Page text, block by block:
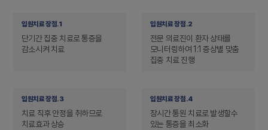
입원치료 장점.1
단기간 집중 치료로 통증을
감소시켜 치료
입원치료 장점.2
전문 의료진이 환자 상태를
모니터링하여 1:1 증상별 맞춤
집중 치료 진행
입원치료 장점.3
치료 직후 안정을 취하므로
치료효과 상승
입원치료 장점.4
장시간 통원 치료로 발생할수
있는 통증을 최소화